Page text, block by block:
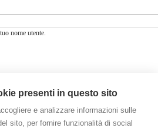
nome utente.
presenti in questo sito
e analizzare informazioni sulle
sito, per fornire funzionalità di social